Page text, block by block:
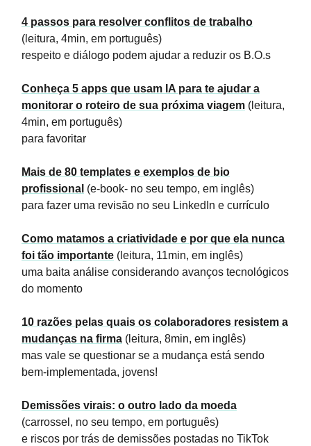
4 passos para resolver conflitos de trabalho
(leitura, 4min, em português)
respeito e diálogo podem ajudar a reduzir os B.O.s
Conheça 5 apps que usam IA para te ajudar a
monitorar o roteiro de sua próxima viagem (leitura,
4min, em português)
para favoritar
Mais de 80 templates e exemplos de bio
profissional (e-book- no seu tempo, em inglês)
para fazer uma revisão no seu LinkedIn e currículo
Como matamos a criatividade e por que ela nunca
foi tão importante (leitura, 11min, em inglês)
uma baita análise considerando avanços tecnológicos
do momento
10 razões pelas quais os colaboradores resistem a
mudanças na firma (leitura, 8min, em inglês)
mas vale se questionar se a mudança está sendo
bem-implementada, jovens!
Demissões virais: o outro lado da moeda
(carrossel, no seu tempo, em português)
e riscos por trás de demissões postadas no TikTok